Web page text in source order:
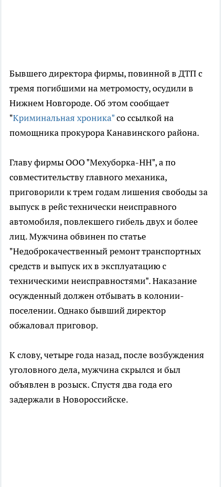
Бывшего директора фирмы, повинной в ДТП с
тремя погибшими на метромосту, осудили в
Нижнем Новгороде. Об этом сообщает
"Криминальная хроника"со ссылкой на
помощника прокурора Канавинского района.
Главу фирмы ООО "Мехуборка-НН", а по
совместительству главного механика,
приговорили к трем годам лишения свободы за
выпуск в рейс технически неисправного
автомобиля, повлекшего гибель двух и более
лиц. Мужчина обвинен по статье
"Недоброкачественный ремонт транспортных
средств и выпуск их в эксплуатацию с
техническими неисправностями". Наказание
осужденный должен отбывать в колонии-
поселении. Однако бывший директор
обжаловал приговор.
К слову, четыре года назад, после возбуждения
уголовного дела, мужчина скрылся и был
объявлен в розыск. Спустя два года его
задержали в Новороссийске.